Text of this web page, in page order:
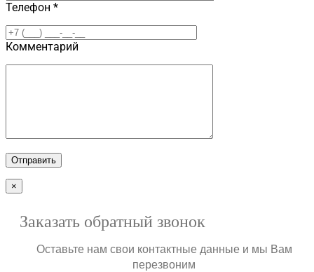
Телефон *
Комментарий
×
Заказать обратный звонок
Оставьте нам свои контактные данные и мы Вам
перезвоним